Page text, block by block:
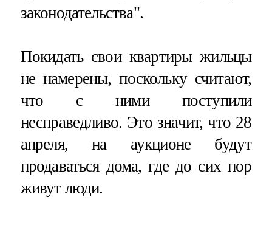
законодательства".
Покидать свои квартиры жильцы
не намерены, поскольку считают,
что с ними поступили
несправедливо. Это значит, что 28
апреля, на аукционе будут
продаваться дома, где до сих пор
живут люди.